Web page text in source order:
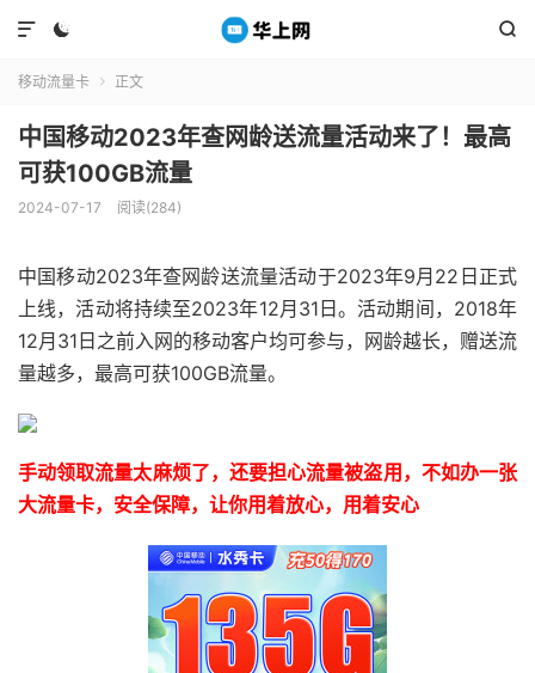
 

移动流量卡  正文
中国移动2023年查网龄送流量活动来了！最高
可获100GB流量
2024-07-17 阅读(284)
中国移动2023年查网龄送流量活动于2023年9月22日正式
上线，活动将持续至2023年12月31日。活动期间，2018年
12月31日之前入网的移动客户均可参与，网龄越长，赠送流
量越多，最高可获100GB流量。
手动领取流量太麻烦了，还要担心流量被盗用，不如办一张
大流量卡，安全保障，让你用着放心，用着安心